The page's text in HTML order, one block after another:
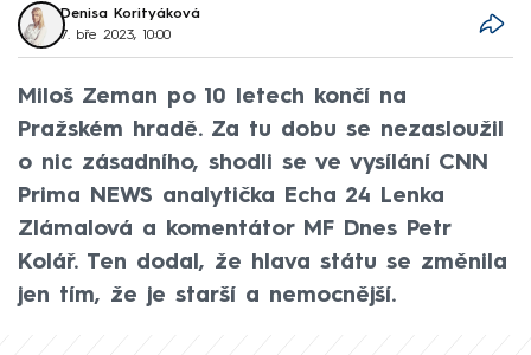
Denisa Korityáková
7. bře 2023, 10:00
Miloš Zeman po 10 letech končí na
Pražském hradě. Za tu dobu se nezasloužil
o nic zásadního, shodli se ve vysílání CNN
Prima NEWS analytička Echa 24 Lenka
Zlámalová a komentátor MF Dnes Petr
Kolář. Ten dodal, že hlava státu se změnila
jen tím, že je starší a nemocnější.